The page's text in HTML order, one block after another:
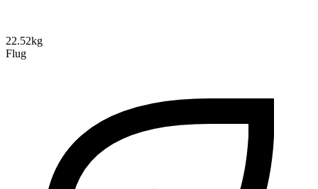
22.52kg
Flug